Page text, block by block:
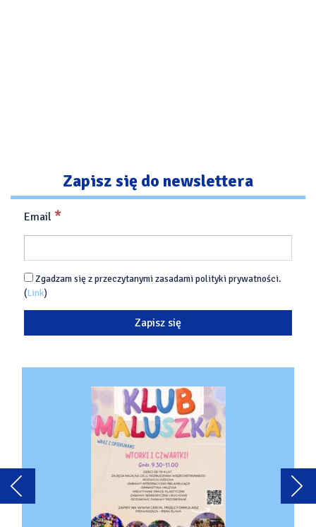
Zapisz się do newslettera
Email *
Zgadzam się z przeczytanymi zasadami polityki prywatności.
(Link)